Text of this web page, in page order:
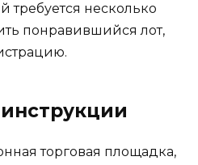
требуется несколько
понравившийся лот,
торговая площадка,